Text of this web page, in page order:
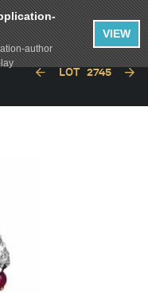
LOT 2745
author
VIEW